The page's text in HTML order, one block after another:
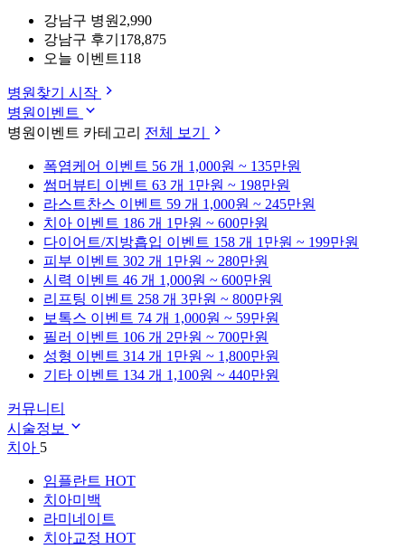
강남구 병원 2,990
강남구 후기 178,875
오늘 이벤트118
병원찾기 시작
병원이벤트
병원이벤트 카테고리 전체 보기
폭염케어 이벤트 56 개 1,000원 ~ 135만원
썸머뷰티 이벤트 63 개 1만원 ~ 198만원
라스트찬스 이벤트 59 개 1,000원 ~ 245만원
치아 이벤트 186 개 1만원 ~ 600만원
다이어트/지방흡입 이벤트 158 개 1만원 ~ 199만원
피부 이벤트 302 개 1만원 ~ 280만원
시력 이벤트 46 개 1,000원 ~ 600만원
리프팅 이벤트 258 개 3만원 ~ 800만원
보톡스 이벤트 74 개 1,000원 ~ 59만원
필러 이벤트 106 개 2만원 ~ 700만원
성형 이벤트 314 개 1만원 ~ 1,800만원
기타 이벤트 134 개 1,100원 ~ 440만원
커뮤니티
시술정보
치아 5
임플란트 HOT
치아미백
라미네이트
치아교정 HOT